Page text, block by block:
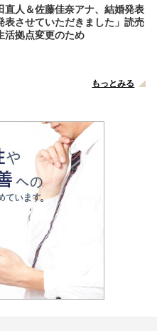
直人＆佐藤佳奈アナ、結婚発表
表させていただきました」読売
活拠点変更のため
もっとみる